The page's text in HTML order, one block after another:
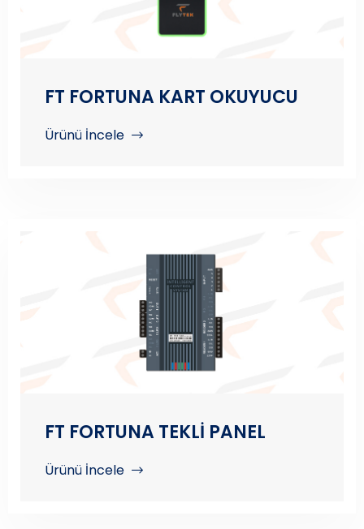
FT FORTUNA KART OKUYUCU
Ürünü İncele
FT FORTUNA TEKLİ PANEL
Ürünü İncele